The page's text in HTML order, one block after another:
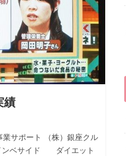
績
業サポート （株）銀座クル
ンベサイド ダイエット